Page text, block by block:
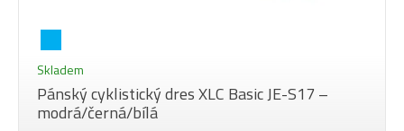
Skladem
Pánský cyklistický dres XLC Basic JE-S17 –
modrá/černá/bílá